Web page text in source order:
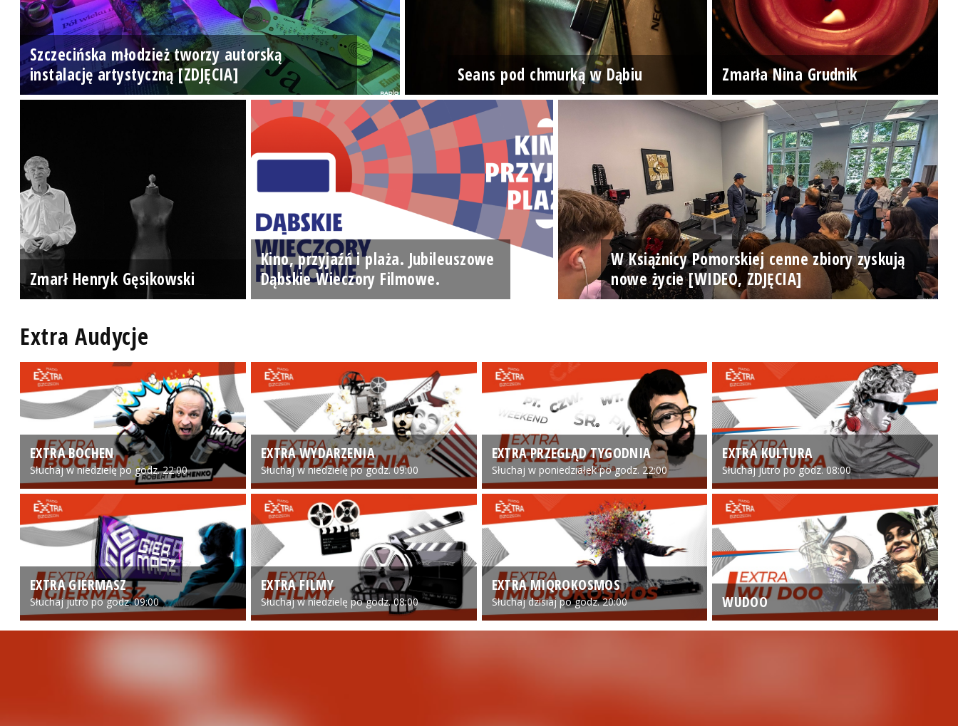
Szczecińska młodzież tworzy autorską
instalację artystyczną [ZDJĘCIA]
Seans pod chmurką w Dąbiu Zmarła Nina Grudnik
Zmarł Henryk Gęsikowski
Kino, przyjaźń i plaża. Jubileuszowe
Dąbskie Wieczory Filmowe.
W Książnicy Pomorskiej cenne zbiory zyskują
nowe życie [WIDEO, ZDJĘCIA]
Extra Audycje
EXTRA BOCHEN
Słuchaj w niedzielę po godz. 22:00
EXTRA WYDARZENIA
Słuchaj w niedzielę po godz. 09:00
EXTRA PRZEGLĄD TYGODNIA
Słuchaj w poniedziałek po godz. 22:00
EXTRA KULTURA
Słuchaj jutro po godz. 08:00
EXTRA GIERMASZ
Słuchaj jutro po godz. 09:00
EXTRA FILMY
Słuchaj w niedzielę po godz. 08:00
EXTRA MIQROKOSMOS
Słuchaj dzisiaj po godz. 20:00 WUDOO